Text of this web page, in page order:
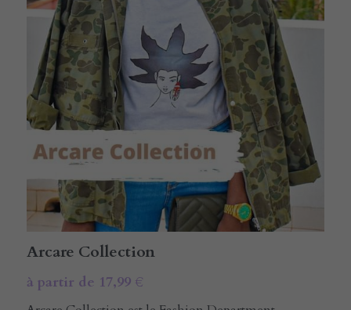
E-rcare
Rechercher
Français
Français
Arcare Collection
à partir de 17,99 €